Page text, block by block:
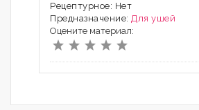
Рецептурное: Нет
Предназначение: Для ушей
Оцените материал: